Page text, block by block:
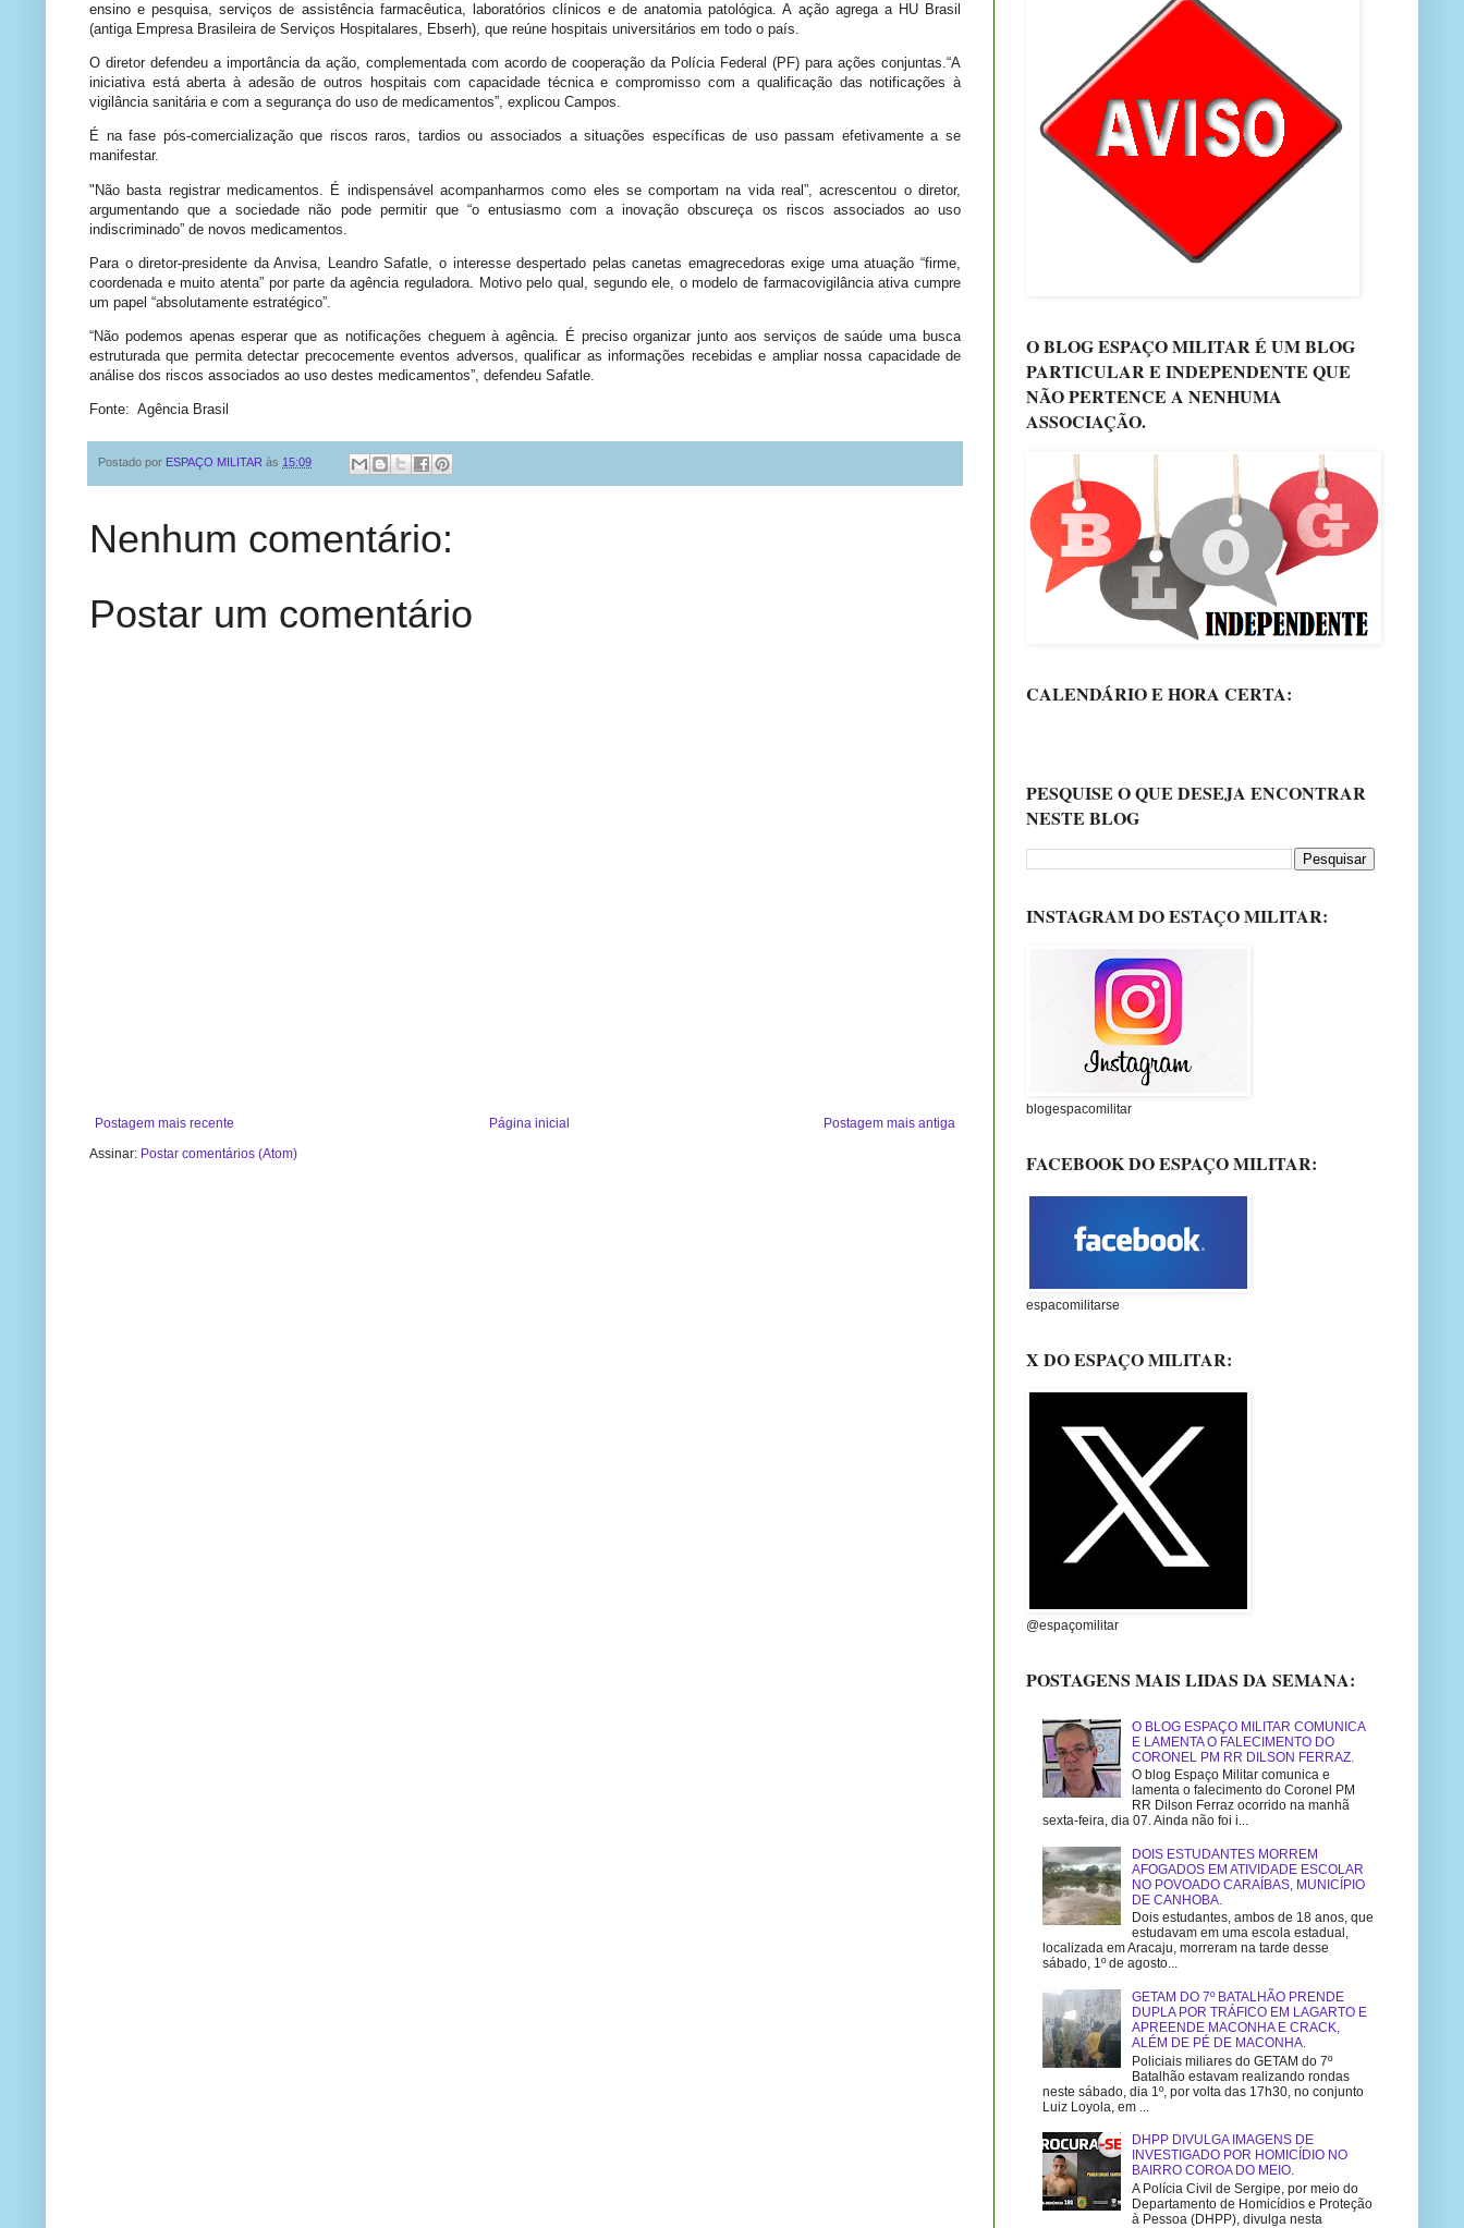
ensino e pesquisa, serviços de assistência farmacêutica, laboratórios clínicos e de anatomia patológica. A ação agrega a HU Brasil
(antiga Empresa Brasileira de Serviços Hospitalares, Ebserh), que reúne hospitais universitários em todo o país.
O diretor defendeu a importância da ação, complementada com acordo de cooperação da Polícia Federal (PF) para ações conjuntas.“A
iniciativa está aberta à adesão de outros hospitais com capacidade técnica e compromisso com a qualificação das notificações à
vigilância sanitária e com a segurança do uso de medicamentos”, explicou Campos.
É na fase pós-comercialização que riscos raros, tardios ou associados a situações específicas de uso passam efetivamente a se
manifestar.
"Não basta registrar medicamentos. É indispensável acompanharmos como eles se comportam na vida real”, acrescentou o diretor,
argumentando que a sociedade não pode permitir que “o entusiasmo com a inovação obscureça os riscos associados ao uso
indiscriminado” de novos medicamentos.
Para o diretor-presidente da Anvisa, Leandro Safatle, o interesse despertado pelas canetas emagrecedoras exige uma atuação “firme,
coordenada e muito atenta” por parte da agência reguladora. Motivo pelo qual, segundo ele, o modelo de farmacovigilância ativa cumpre
um papel “absolutamente estratégico”.
“Não podemos apenas esperar que as notificações cheguem à agência. É preciso organizar junto aos serviços de saúde uma busca
estruturada que permita detectar precocemente eventos adversos, qualificar as informações recebidas e ampliar nossa capacidade de
análise dos riscos associados ao uso destes medicamentos”, defendeu Safatle.
Fonte: Agência Brasil
Postado por ESPAÇO MILITAR às 15:09
Nenhum comentário:
Postar um comentário
Postagem mais recente Postagem mais antiga
Página inicial
Assinar: Postar comentários (Atom)
O BLOG ESPAÇO MILITAR É UM BLOG
PARTICULAR E INDEPENDENTE QUE
NÃO PERTENCE A NENHUMA
ASSOCIAÇÃO.
CALENDÁRIO E HORA CERTA:
PESQUISE O QUE DESEJA ENCONTRAR
NESTE BLOG
INSTAGRAM DO ESTAÇO MILITAR:
blogespacomilitar
FACEBOOK DO ESPAÇO MILITAR:
espacomilitarse
X DO ESPAÇO MILITAR:
@espaçomilitar
POSTAGENS MAIS LIDAS DA SEMANA:
O BLOG ESPAÇO MILITAR COMUNICA
E LAMENTA O FALECIMENTO DO
CORONEL PM RR DILSON FERRAZ.
O blog Espaço Militar comunica e
lamenta o falecimento do Coronel PM
RR Dilson Ferraz ocorrido na manhã
sexta-feira, dia 07. Ainda não foi i...
DOIS ESTUDANTES MORREM
AFOGADOS EM ATIVIDADE ESCOLAR
NO POVOADO CARAÍBAS, MUNICÍPIO
DE CANHOBA.
Dois estudantes, ambos de 18 anos, que
estudavam em uma escola estadual,
localizada em Aracaju, morreram na tarde desse
sábado, 1º de agosto...
GETAM DO 7º BATALHÃO PRENDE
DUPLA POR TRÁFICO EM LAGARTO E
APREENDE MACONHA E CRACK,
ALÉM DE PÉ DE MACONHA.
Policiais miliares do GETAM do 7º
Batalhão estavam realizando rondas
neste sábado, dia 1º, por volta das 17h30, no conjunto
Luiz Loyola, em ...
DHPP DIVULGA IMAGENS DE
INVESTIGADO POR HOMICÍDIO NO
BAIRRO COROA DO MEIO.
A Polícia Civil de Sergipe, por meio do
Departamento de Homicídios e Proteção
à Pessoa (DHPP), divulga nesta